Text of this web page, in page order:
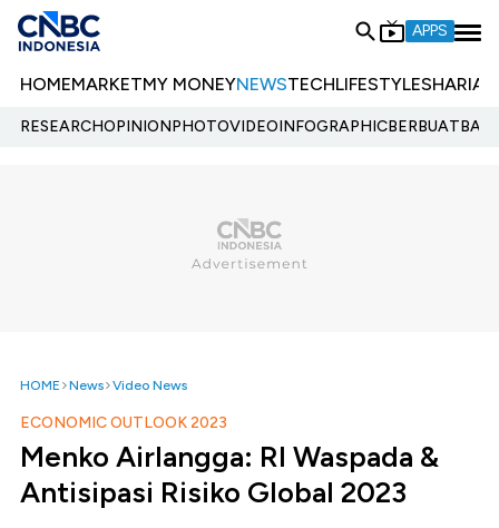
APPS
HOMEMARKETMY MONEYNEWSTECHLIFESTYLESHARIA
RESEARCHOPINIONPHOTOVIDEOINFOGRAPHIC
HOME News Video News
ECONOMIC OUTLOOK 2023
Menko Airlangga: RI Waspada &
Antisipasi Risiko Global 2023